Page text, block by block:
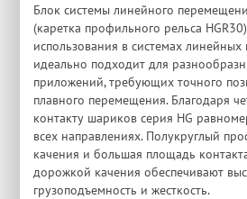
Блок системы линейного
(каретка профильного рельса
использования в системах
идеально подходит для
приложений, требующих точного
плавного перемещения. Благодаря
контакту шариков серия HG
всех направлениях. Полукруглый
качения и большая площадь
дорожкой качения обеспечивают
грузоподъемность и жесткость.